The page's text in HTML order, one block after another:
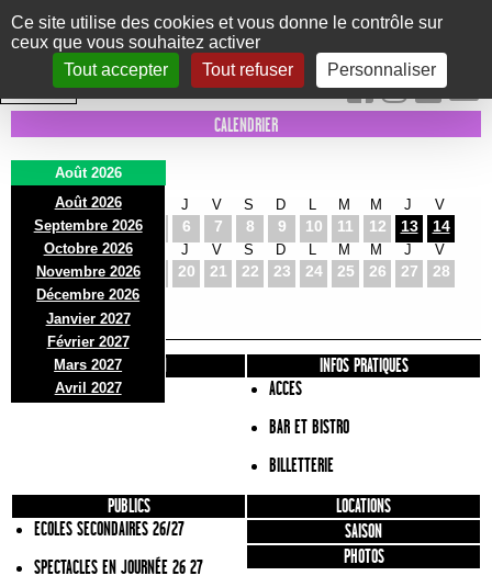
Panneau de gestion des cookies
Ce site utilise des cookies et vous donne le contrôle sur
ceux que vous souhaitez activer
Tout accepter
Tout refuser Personnaliser
Le Marni
CONCERTS DANSE/CIRQUE THÉÂTRE KIDS EXPOS EVENTS
INTRA MUROS
CALENDRIER
Août 2026
Août 2026
Septembre 2026
Octobre 2026
Novembre 2026
Décembre 2026
Janvier 2027
Février 2027
Mars 2027
Avril 2027
D
2
L
3
M
4
J
6
V
7
S
8
D
9 10
M
11
M
12
J
13
V
14
D
16
L
17
M
18
J
20
V
21
S
22
D
23 24
M
25
M
26
J
27
V
28
D
30
L
31
PRÉSENTATION
INFOS PRATIQUES
ACCES
BAR ET BISTRO
BILLETTERIE
PUBLICS
ECOLES SECONDAIRES 26/27
SPECTACLES EN JOURNÉE 26 27
LOCATIONS
SAISON
PHOTOS